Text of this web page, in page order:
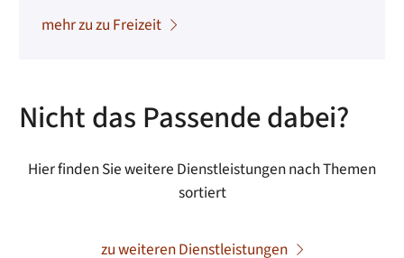
mehr zu zu Freizeit
Nicht das Passende dabei?
Hier finden Sie weitere Dienstleistungen nach Themen
sortiert
zu weiteren Dienstleistungen